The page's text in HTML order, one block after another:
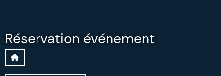
Réservation événement